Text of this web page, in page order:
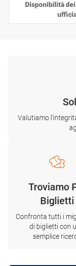
Disponibilità
Valutiamo
Troviamo
Biglietti
Confronta tutti i
di biglietti con
semplice